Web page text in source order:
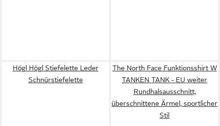
Högl Högl Stiefelette Leder
Schnürstiefelette
The North Face Funktionsshirt W
TANKEN TANK - EU weiter
Rundhalsausschnitt,
überschnittene Ärmel, sportlicher
Stil